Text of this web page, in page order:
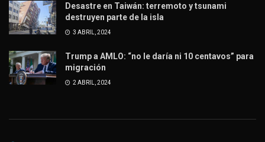
Desastre en Taiwán: terremoto y tsunami
destruyen parte de la isla
3 ABRIL, 2024
Trump a AMLO: “no le daría ni 10 centavos” para
migración
2 ABRIL, 2024